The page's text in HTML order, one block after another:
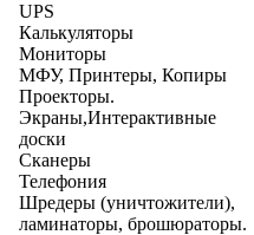
UPS
Калькуляторы
Мониторы
МФУ, Принтеры, Копиры
Проекторы.
Экраны,Интерактивные
доски
Сканеры
Телефония
Шредеры (уничтожители),
ламинаторы, брошюраторы.